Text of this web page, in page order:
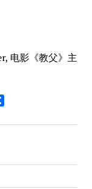
电影《教父》主